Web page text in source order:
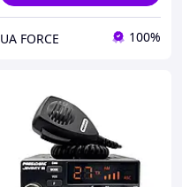
UA FORCE 100%